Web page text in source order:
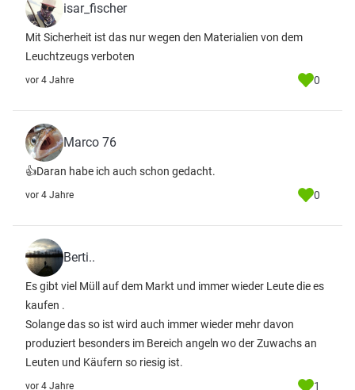
isar_fischer
Mit Sicherheit ist das nur wegen den Materialien von dem
Leuchtzeugs verboten
vor 4 Jahre 0
Marco 76
👍Daran habe ich auch schon gedacht.
vor 4 Jahre 0
Berti..
Es gibt viel Müll auf dem Markt und immer wieder Leute die es
kaufen .
Solange das so ist wird auch immer wieder mehr davon
produziert besonders im Bereich angeln wo der Zuwachs an
Leuten und Käufern so riesig ist.
vor 4 Jahre 1